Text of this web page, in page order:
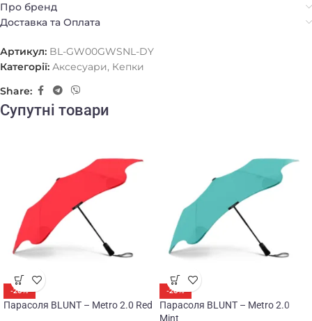
Про бренд
Доставка та Оплата
Артикул: BL-GW00GWSNL-DY
Категорії: Аксесуари, Кепки
Share:
Супутні товари
-20%
Парасоля BLUNT – Metro 2.0 Red
-20%
Парасоля BLUNT – Metro 2.0
Mint